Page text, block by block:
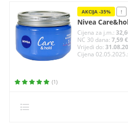
AKCIJA -35% !
Nivea
Cijena za j.m.:
NC 30 dana:7,59
Vrijedi do:
Cijena
(1)